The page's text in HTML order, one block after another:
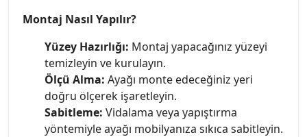
Montaj Nasıl Yapılır?
Yüzey Hazırlığı: Montaj yapacağınız yüzeyi
temizleyin ve kurulayın.
Ölçü Alma: Ayağı monte edeceğiniz yeri
doğru ölçerek işaretleyin.
Sabitleme: Vidalama veya yapıştırma
yöntemiyle ayağı mobilyanıza sıkıca sabitleyin.